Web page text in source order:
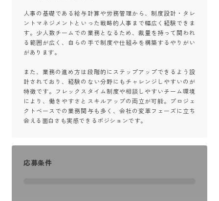
人事の基礎である給与計算や労務管理から、制度設計・タレ
ントマネジメントといった戦略的人事まで幅広く経験できま
す。少人数チームでの業務となるため、裁量を持って関われ
る範囲が広く、自らの手で制度や仕組みを構築するやりがい
があります。
また、業務の進め方は段階的にステップアップできるよう設
計されており、経験のない分野にもチャレンジしやすいのが
特徴です。フレックスタイム制度や相談しやすいチーム環境
により、働きやすさとスキルアップの両立が可能。プロジェ
クトベースでの業務関与も多く、会社の変革フェーズに立ち
会える面白さも実感できるポジションです。
応募条件